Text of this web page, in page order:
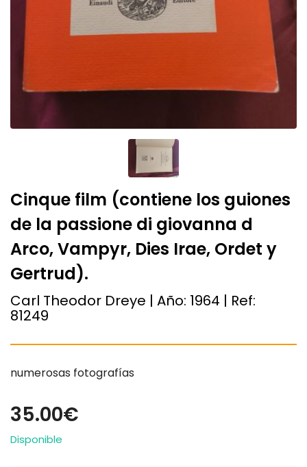
Cinque film (contiene los guiones
de la passione di giovanna d
Arco, Vampyr, Dies Irae, Ordet y
Gertrud).
Carl Theodor Dreye | Año: 1964 | Ref:
81249
numerosas fotografías
35.00€
Disponible